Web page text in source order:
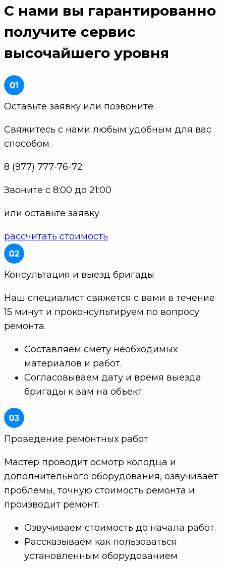
С нами вы гарантированно
получите сервис
высочайшего уровня
Оставьте заявку или позвоните
Свяжитесь с нами любым удобным для вас
способом.
8 (977) 777-76-72
Звоните с 8:00 до 21:00
или оставьте заявку
рассчитать стоимость
Консультация и выезд бригады
Наш специалист свяжется с вами в течение
15 минут и проконсультируем по вопросу
ремонта.
Составляем смету необходимых
материалов и работ.
Согласовываем дату и время выезда
бригады к вам на объект.
Проведение ремонтных работ
Мастер проводит осмотр колодца и
дополнительного оборудования, озвучивает
проблемы, точную стоимость ремонта и
производит ремонт.
Озвучиваем стоимость до начала работ.
Рассказываем как пользоваться
установленным оборудованием